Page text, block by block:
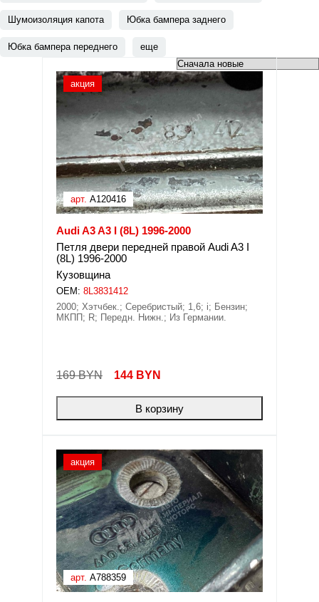
Шумоизоляция капота Юбка бампера заднего
Юбка бампера переднего еще
акция
арт. A120416
Audi A3 A3 I (8L) 1996-2000
Петля двери передней правой Audi A3 I
(8L) 1996-2000
Кузовщина
OEM: 8L3831412
2000; Хэтчбек.; Серебристый; 1,6; i; Бензин;
МКПП; R; Передн. Нижн.; Из Германии.
169 BYN 144 BYN
В корзину
акция
арт. A788359